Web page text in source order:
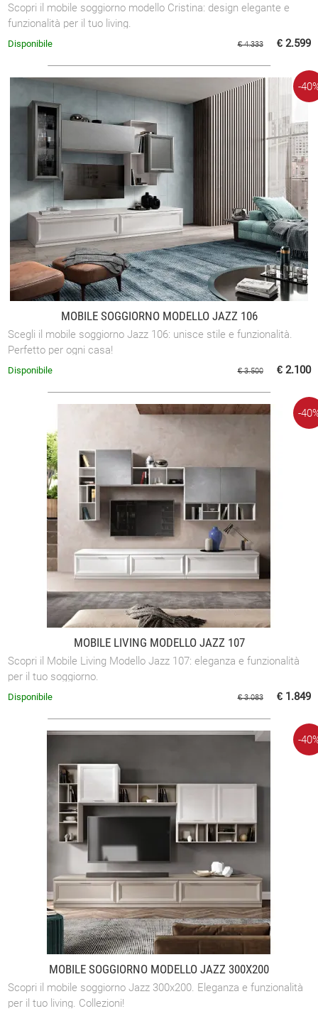
Scopri il mobile soggiorno modello Cristina: design elegante e
funzionalità per il tuo living.
€ 4.333 € 2.599
Disponibile
MOBILE SOGGIORNO MODELLO JAZZ 106
Scegli il mobile soggiorno Jazz 106: unisce stile e funzionalità.
Perfetto per ogni casa!
-
€ 3.500 € 2.100
Disponibile
MOBILE LIVING MODELLO JAZZ 107
Scopri il Mobile Living Modello Jazz 107: eleganza e funzionalità
per il tuo soggiorno.
-
€ 3.083 € 1.849
Disponibile
MOBILE SOGGIORNO MODELLO JAZZ 300X200
Scopri il mobile soggiorno Jazz 300x200. Eleganza e funzionalità
per il tuo living. Collezioni!
-